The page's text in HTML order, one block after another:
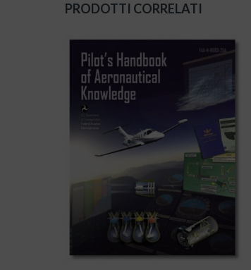
PRODOTTI CORRELATI